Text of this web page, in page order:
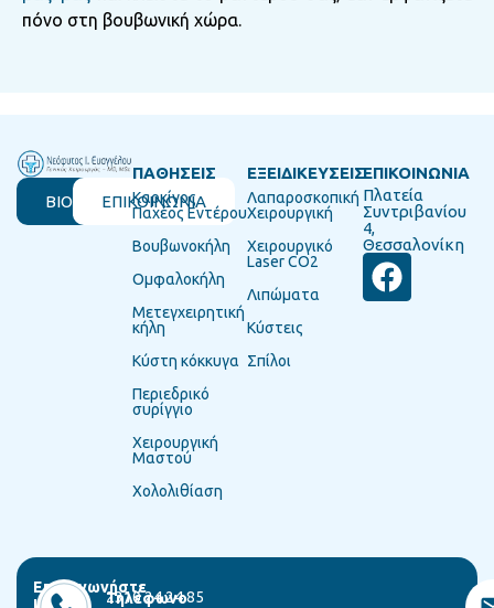
πόνο στη βουβωνική χώρα.
ΒΙΟΓΡΑΦΙΚΟΕΠΙΚΟΙΝΩΝΙΑ
ΠΑΘΗΣΕΙΣ
Καρκίνος
Παχέος Εντέρου
Βουβωνοκήλη
Ομφαλοκήλη
Μετεγχειρητική
κήλη
Κύστη κόκκυγα
Περιεδρικό
συρίγγιο
Χειρουργική
Μαστού
Χολολιθίαση
ΕΞΕΙΔΙΚΕΥΣΕΙΣ
Λαπαροσκοπική
Χειρουργική
Χειρουργικό
Laser CO2
Λιπώματα
Κύστεις
Σπίλοι
ΕΠΙΚΟΙΝΩΝΙΑ
Πλατεία
Συντριβανίου
4,
Θεσσαλονίκη
Επικοινωνήστε
μαζί
Τηλέφωνο
2310 24 24 85